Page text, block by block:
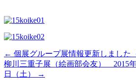
← 個展グループ展情報更新しました
柳川三重子展（絵画部会友） 2015
日（土）
→